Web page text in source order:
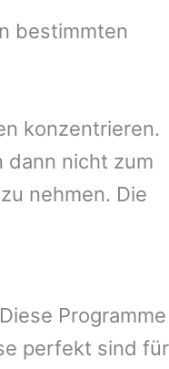
bestimmten
konzentrieren.
dann nicht zum
nehmen. Die
Programme
perfekt sind für